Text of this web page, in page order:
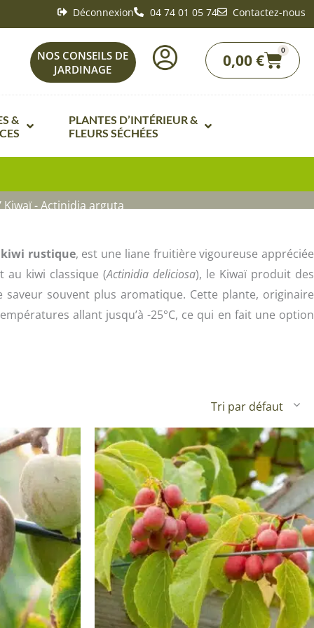
Déconnexion 04 74 01 05 74 Contactez-nous
NOS CONSEILS DE
JARDINAGE
0,00€
0
&
Fleurs de A à Z
fleurs par ambiances de
fleurs vivaces
de A à Z
semis de printemps
semis d’été
semis d’automne
& Graines Spéciales Semis
& Graines Spéciales petit
& Graines Spéciales grand
PLANTES D’INTÉRIEUR &
FLEURS SÉCHÉES
Bonsaï intérieur
Plante d’intérieur fleurie de A à Z
Plantes carnivores
Mini plantes vertes
Plantes d’intérieur pour ombre
Plantes d’intérieur dépolluantes
Plantes d’intérieur colorées
Plantes tropicales d’intérieur
Plantes increvables
- Actinidia arguta
kiwi rustique, est une liane fruitière vigoureuse appréciée
au kiwi classique (Actinidia deliciosa), le Kiwaï produit des
souvent plus aromatique. Cette plante, originaire
allant jusqu’à -25°C, ce qui en fait une option